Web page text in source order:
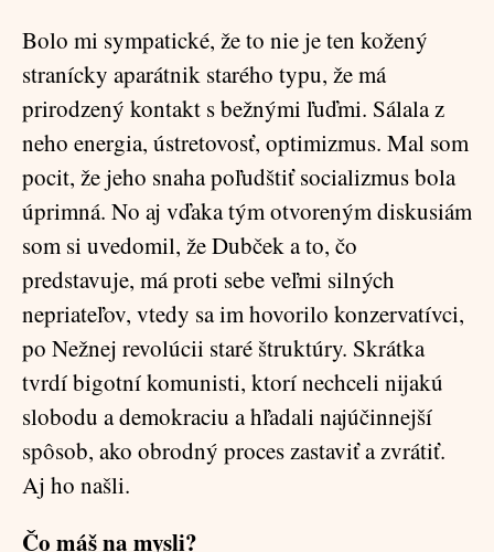
Bolo mi sympatické, že to nie je ten kožený
stranícky aparátnik starého typu, že má
prirodzený kontakt s bežnými ľuďmi. Sálala z
neho energia, ústretovosť, optimizmus. Mal som
pocit, že jeho snaha poľudštiť socializmus bola
úprimná. No aj vďaka tým otvoreným diskusiám
som si uvedomil, že Dubček a to, čo
predstavuje, má proti sebe veľmi silných
nepriateľov, vtedy sa im hovorilo konzervatívci,
po Nežnej revolúcii staré štruktúry. Skrátka
tvrdí bigotní komunisti, ktorí nechceli nijakú
slobodu a demokraciu a hľadali najúčinnejší
spôsob, ako obrodný proces zastaviť a zvrátiť.
Aj ho našli.
Čo máš na mysli?